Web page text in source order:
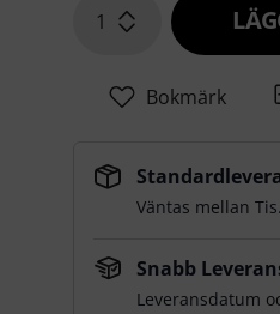
1
Bokmärk
Väntas mellan
Snabb
Leveransdatum